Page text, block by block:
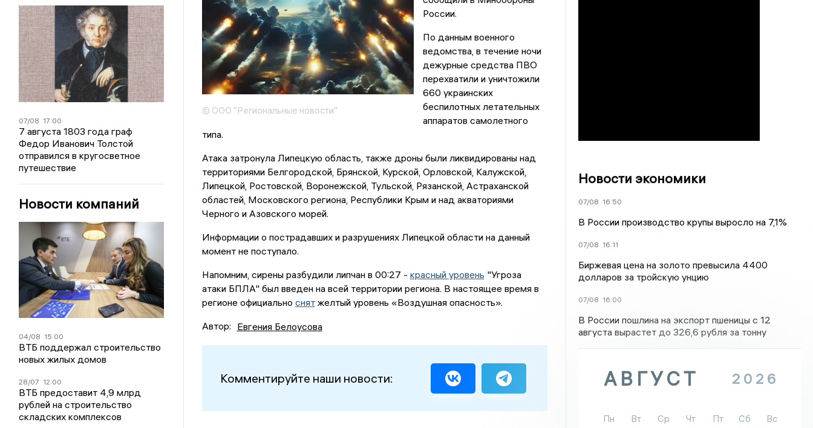
07/08 17:00
7 августа 1803 года граф
Федор Иванович Толстой
отправился в кругосветное
путешествие
Новости компаний
04/08 15:00
ВТБ поддержал строительство
новых жилых домов
28/07 12:00
ВТБ предоставит 4,9 млрд
рублей на строительство
складских комплексов
© ООО "Региональные новости"
России.
По данным военного
ведомства, в течение ночи
дежурные средства ПВО
перехватили и уничтожили
660 украинских
беспилотных летательных
аппаратов самолетного
типа.
Атака затронула Липецкую область, также дроны были ликвидированы над
территориями Белгородской, Брянской, Курской, Орловской, Калужской,
Липецкой, Ростовской, Воронежской, Тульской, Рязанской, Астраханской
областей, Московского региона, Республики Крым и над акваториями
Черного и Азовского морей.
Информации о пострадавших и разрушениях Липецкой области на данный
момент не поступало.
Напомним, сирены разбудили липчан в 00:27 - красный уровень "Угроза
атаки БПЛА" был введен на всей территории региона. В настоящее время в
регионе официально снятжелтый уровень «Воздушная опасность».
Автор: Евгения Белоусова
Комментируйте наши новости:
Новости экономики
07/08 16:50
В России производство крупы выросло на 7,1%
07/08 16:11
Биржевая цена на золото превысила 4400
долларов за тройскую унцию
07/08 16:00
В России пошлина на экспорт пшеницы с 12
августа вырастет до 326,6 рубля за тонну
АВГУСТ 2026
Пн Вт Ср Чт Пт Сб
Вс